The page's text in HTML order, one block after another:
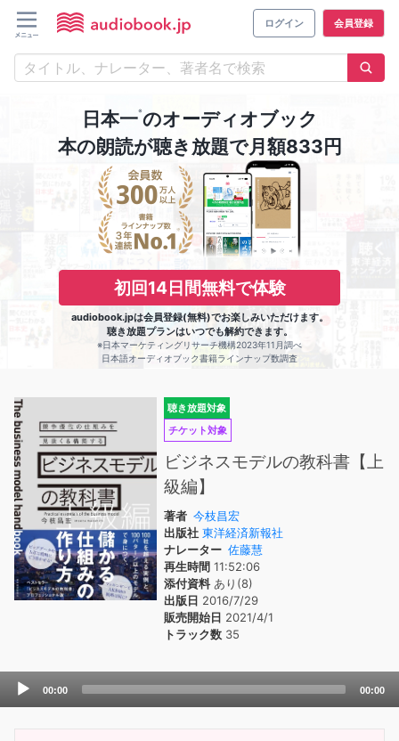
ログイン 会員登録
日本一※のオーディオブック
本の朗読が聴き放題で月額833円
初回14日間無料で体験
audiobook.jpは会員登録(無料)でお楽しみいただけます。
聴き放題プランはいつでも解約できます。
※日本マーケティングリサーチ機構2023年11月調べ
日本語オーディオブック書籍ラインナップ数調査
聴き放題対象
チケット対象
ビジネスモデルの教科書【上
級編】
著者 今枝昌宏
出版社 東洋経済新報社
ナレーター 佐藤慧
再生時間 11:52:06
添付資料あり(8)
出版日 2016/7/29
販売開始日 2021/4/1
トラック数 35
Audio
00:00 00:00